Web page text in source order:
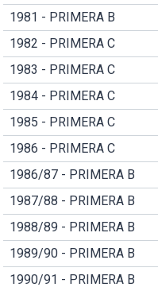
1981 - PRIMERA B
1982 - PRIMERA C
1983 - PRIMERA C
1984 - PRIMERA C
1985 - PRIMERA C
1986 - PRIMERA C
1986/87 - PRIMERA B
1987/88 - PRIMERA B
1988/89 - PRIMERA B
1989/90 - PRIMERA B
1990/91 - PRIMERA B